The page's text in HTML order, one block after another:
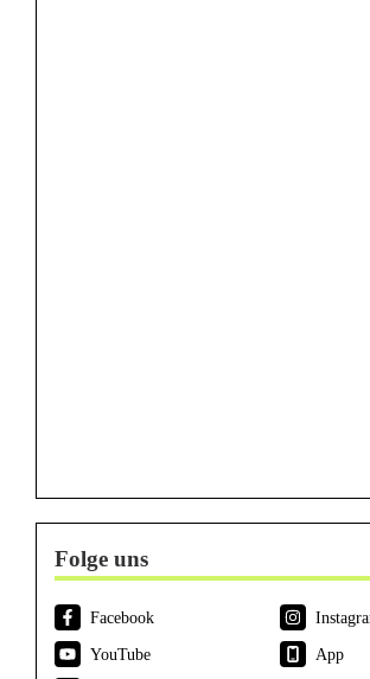
Folge uns
Facebook
YouTube
App